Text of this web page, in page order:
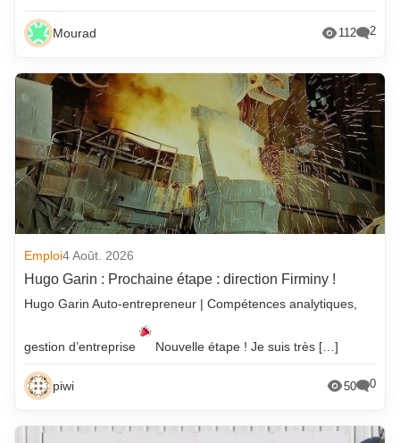
Mourad 112 2
Emploi4 Août. 2026
Hugo Garin : Prochaine étape : direction Firminy !
Hugo Garin Auto-entrepreneur | Compétences analytiques,
gestion d’entreprise Nouvelle étape ! Je suis très […]
piwi 50 0